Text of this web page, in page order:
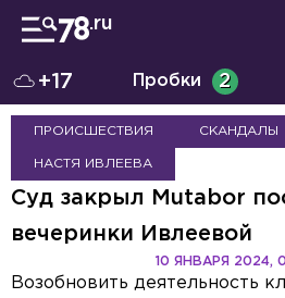
+17 Пробки 2
ПРОИСШЕСТВИЯ СКАНДАЛЫ
НАСТЯ ИВЛЕЕВА
Суд закрыл Mutabor
вечеринки Ивлеевой
10 ЯНВАРЯ 2024,
Возобновить деятельность